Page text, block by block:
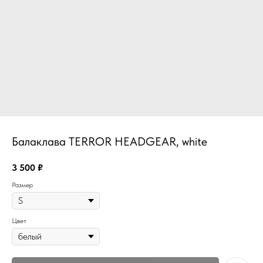
Балаклава TERROR HEADGEAR, white
3 500 ₽
Размер
Цвет